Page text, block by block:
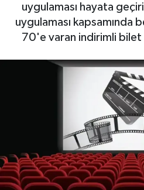
uygulaması hayata
uygulaması kapsamında
70'e varan indirimli bilet